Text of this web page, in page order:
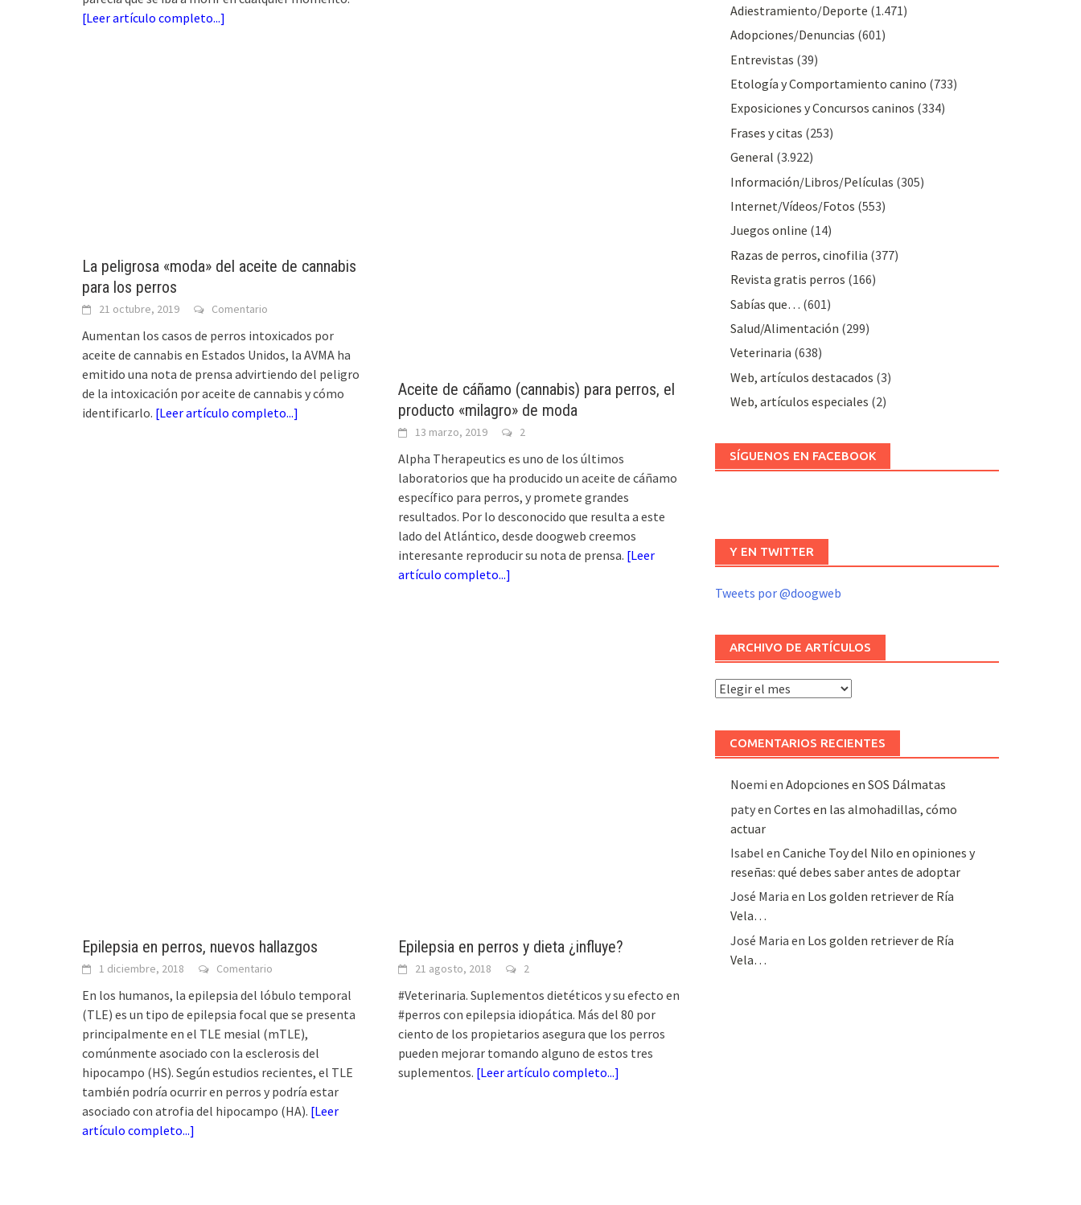
[Leer artículo completo...]
La peligrosa «moda» del aceite de cannabis
para los perros
21 octubre, 2019 Comentario
Aumentan los casos de perros intoxicados por
aceite de cannabis en Estados Unidos, la AVMA ha
emitido una nota de prensa advirtiendo del peligro
de la intoxicación por aceite de cannabis y cómo
identificarlo. [Leer artículo completo...]
Aceite de cáñamo (cannabis) para perros, el
producto «milagro» de moda
13 marzo, 2019 2
Alpha Therapeutics es uno de los últimos
laboratorios que ha producido un aceite de cáñamo
específico para perros, y promete grandes
resultados. Por lo desconocido que resulta a este
lado del Atlántico, desde doogweb creemos
interesante reproducir su nota de prensa. [Leer
artículo completo...]
Epilepsia en perros, nuevos hallazgos
1 diciembre, 2018 Comentario
En los humanos, la epilepsia del lóbulo temporal
(TLE) es un tipo de epilepsia focal que se presenta
principalmente en el TLE mesial (mTLE),
comúnmente asociado con la esclerosis del
hipocampo (HS). Según estudios recientes, el TLE
también podría ocurrir en perros y podría estar
asociado con atrofia del hipocampo (HA). [Leer
artículo completo...]
Epilepsia en perros y dieta ¿influye?
21 agosto, 2018 2
#Veterinaria. Suplementos dietéticos y su efecto en
#perros con epilepsia idiopática. Más del 80 por
ciento de los propietarios asegura que los perros
pueden mejorar tomando alguno de estos tres
suplementos. [Leer artículo completo...]
Adiestramiento/Deporte (1.471)
Adopciones/Denuncias (601)
Entrevistas (39)
Etología y Comportamiento canino (733)
Exposiciones y Concursos caninos (334)
Frases y citas (253)
General (3.922)
Información/Libros/Películas (305)
Internet/Vídeos/Fotos (553)
Juegos online (14)
Razas de perros, cinofilia (377)
Revista gratis perros (166)
Sabías que… (601)
Salud/Alimentación (299)
Veterinaria (638)
Web, artículos destacados (3)
Web, artículos especiales (2)
SÍGUENOS EN FACEBOOK
Y EN TWITTER
Tweets por @doogweb
ARCHIVO DE ARTÍCULOS
Archivo
artículos
COMENTARIOS RECIENTES
Noemi en Adopciones en SOS Dálmatas
patyen Cortes en las almohadillas, cómo
actuar
Isabel en Caniche Toy del Nilo en opiniones y
reseñas: qué debes saber antes de adoptar
José Maria en Los golden retriever de Ría
Vela…
José Maria en Los golden retriever de Ría
Vela…